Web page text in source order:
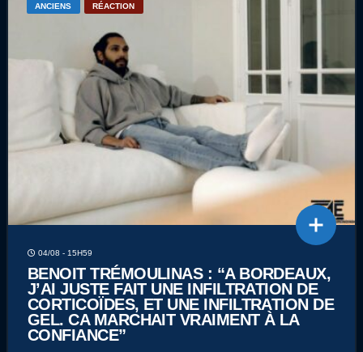
ANCIENS RÉACTION
04/08 - 15H59
BENOIT TRÉMOULINAS : “A BORDEAUX,
J’AI JUSTE FAIT UNE INFILTRATION DE
CORTICOÏDES, ET UNE INFILTRATION DE
GEL. CA MARCHAIT VRAIMENT À LA
CONFIANCE”